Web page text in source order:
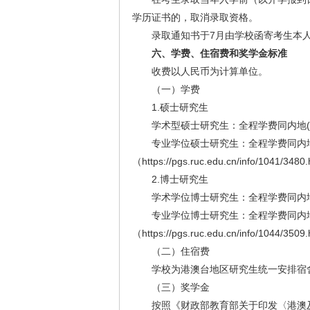
学历证书的，取消录取资格。
录取通知书于7月由学校函寄考生本
六、学费、住宿费和奖学金标准
收费以人民币为计算单位。
（一）学费
1.硕士研究生
学术型硕士研究生：全程学费同内
专业学位硕士研究生：全程学费同
（https://pgs.ruc.edu.cn/info/1041/
2.博士研究生
学术学位博士研究生：全程学费同
专业学位博士研究生：全程学费同
（https://pgs.ruc.edu.cn/info/1044/
（二）住宿费
学校为港澳台地区研究生统一安排
（三）奖学金
按照《财政部教育部关于印发〈港